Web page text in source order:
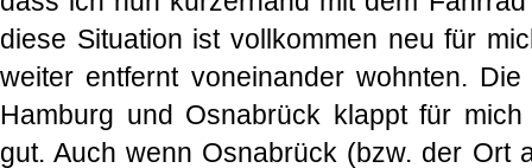
diese Situation ist vollkommen neu für
weiter entfernt voneinander wohnten.
Hamburg und Osnabrück klappt für
gut. Auch wenn Osnabrück (bzw. der Ort